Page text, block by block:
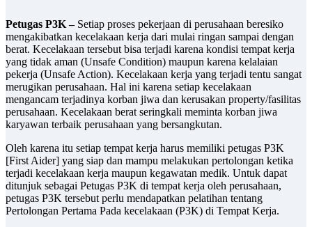
Petugas P3K –Setiap proses pekerjaan di perusahaan beresiko
mengakibatkan kecelakaan kerja dari mulai ringan sampai dengan
berat. Kecelakaan tersebut bisa terjadi karena kondisi tempat kerja
yang tidak aman (Unsafe Condition) maupun karena kelalaian
pekerja (Unsafe Action). Kecelakaan kerja yang terjadi tentu sangat
merugikan perusahaan. Hal ini karena setiap kecelakaan
mengancam terjadinya korban jiwa dan kerusakan property/fasilitas
perusahaan. Kecelakaan berat seringkali meminta korban jiwa
karyawan terbaik perusahaan yang bersangkutan.
Oleh karena itu setiap tempat kerja harus memiliki petugas P3K
[First Aider] yang siap dan mampu melakukan pertolongan ketika
terjadi kecelakaan kerja maupun kegawatan medik. Untuk dapat
ditunjuk sebagai Petugas P3K di tempat kerja oleh perusahaan,
petugas P3K tersebut perlu mendapatkan pelatihan tentang
Pertolongan Pertama Pada kecelakaan (P3K) di Tempat Kerja.